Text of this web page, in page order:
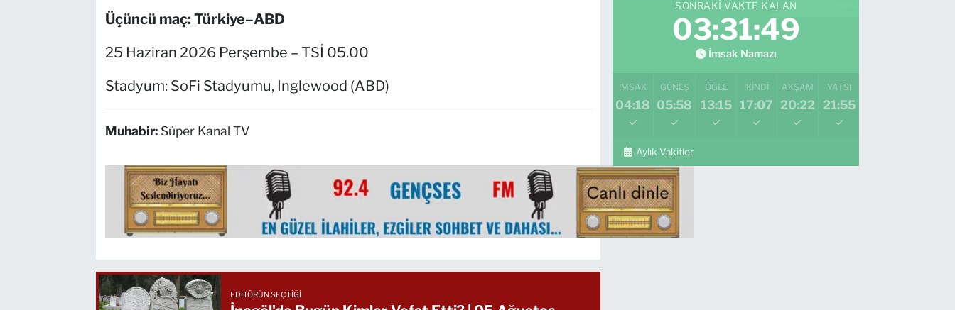
Üçüncü maç: Türkiye–ABD
25 Haziran 2026 Perşembe – TSİ 05.00
Stadyum: SoFi Stadyumu, Inglewood (ABD)
Muhabir: Süper Kanal TV
EDITÖRÜN SEÇTIĞI
SONRAKI VAKTE KALAN
03:31:48
İmsak Namazı
İMSAK
04:18
GÜNEŞ
05:58
ÖĞLE
13:15
İKINDI
17:07
AKŞAM
20:22
YATSI
21:55
Aylık Vakitler